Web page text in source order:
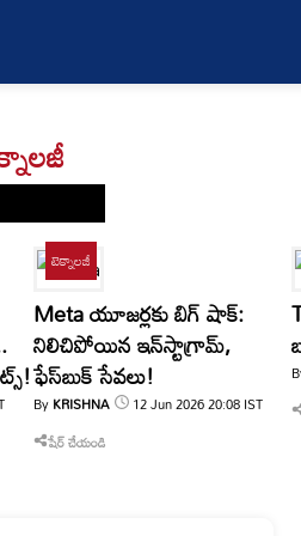
0
Bookmarks
టెక్నాలజీ
Meta యూజర్లకు బిగ్ షాక్:
నిలిచిపోయిన ఇన్‌స్టాగ్రామ్,
ఫేస్‌బుక్ సేవలు!
ByKRISHNA 12 Jun 202620:08IST
షేర్ చేయండి